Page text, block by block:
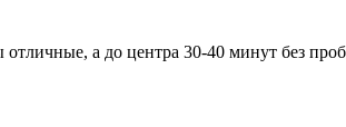
а до центра 30-40 минут без